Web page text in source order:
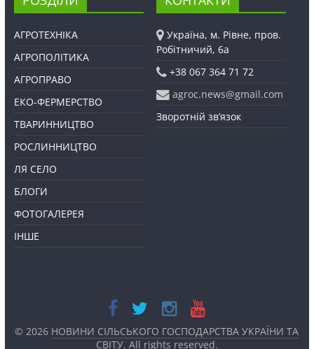
АГРОТЕХНІКА
АГРОПОЛІТИКА
АГРОПРАВО
ЕКО-ФЕРМЕРСТВО
ТВАРИННИЦТВО
РОСЛИННИЦТВО
ЛЯ СЕЛО
БЛОГИ
ФОТОГАЛЕРЕЯ
ІНШЕ
Україна, м. Рівне, пров.
Робітничий, 6а
+38 067 364 71 72
agroc.news@gmail.com
Зворотній зв’язок
© 2026 НОВИНИ СІЛЬСЬКОГО ГОСПОДАРСТВА УКРАЇНИ ТА
СВІТУ. All rights reserved.